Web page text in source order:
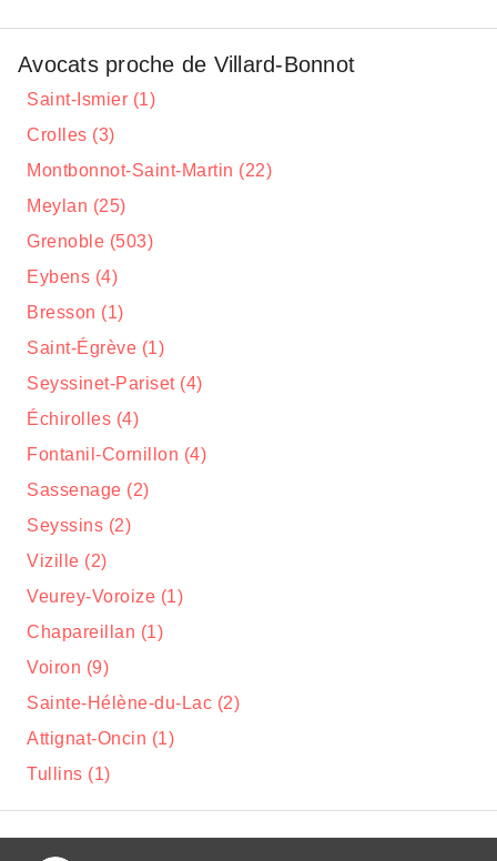
Avocats proche de Villard-Bonnot
Saint-Ismier (1)
Crolles (3)
Montbonnot-Saint-Martin (22)
Meylan (25)
Grenoble (503)
Eybens (4)
Bresson (1)
Saint-Égrève (1)
Seyssinet-Pariset (4)
Échirolles (4)
Fontanil-Cornillon (4)
Sassenage (2)
Seyssins (2)
Vizille (2)
Veurey-Voroize (1)
Chapareillan (1)
Voiron (9)
Sainte-Hélène-du-Lac (2)
Attignat-Oncin (1)
Tullins (1)